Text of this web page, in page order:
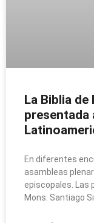
La Biblia de
presentada
En diferentes
asambleas
episcopales. Las
Mons. Santiago